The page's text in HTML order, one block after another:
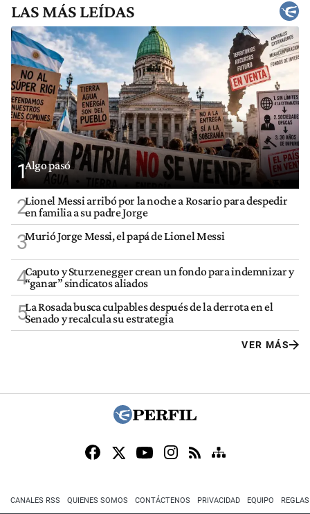
LAS MÁS LEÍDAS
1Algo pasó
2Lionel Messi arribó por la noche a Rosario para despedir
en familia a su padre Jorge
3Murió Jorge Messi, el papá de Lionel Messi
4Caputo y Sturzenegger crean un fondo para indemnizar y
“ganar” sindicatos aliados
5La Rosada busca culpables después de la derrota en el
Senado y recalcula su estrategia
VER MÁS
CANALES RSS QUIENES SOMOS CONTÁCTENOS PRIVACIDAD EQUIPO